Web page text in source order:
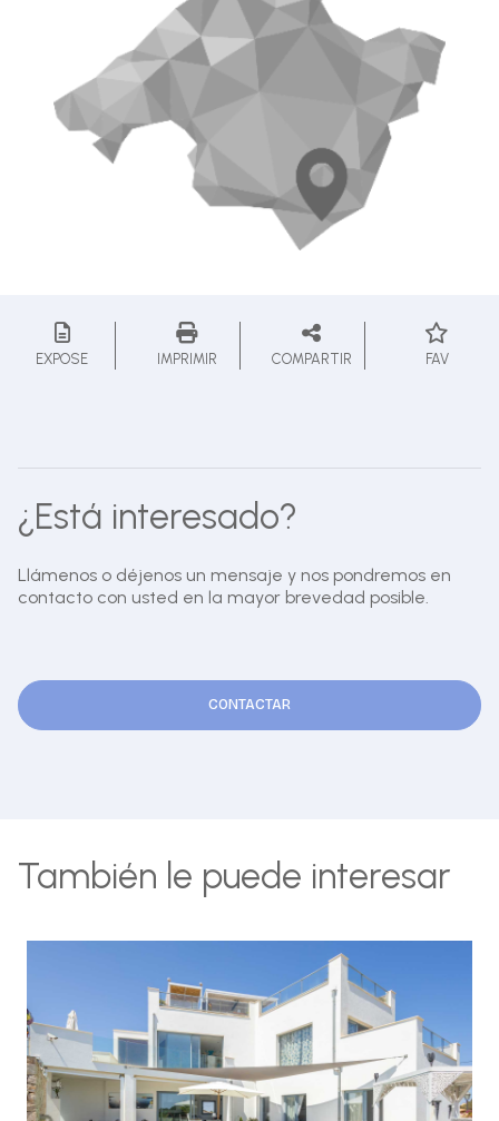
EXPOSE IMPRIMIR COMPARTIR FAV
¿Está interesado?
Llámenos o déjenos un mensaje y nos pondremos en
contacto con usted en la mayor brevedad posible.
CONTACTAR
También le puede interesar